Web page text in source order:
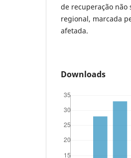
de recuperação
regional, marcada
afetada.
Downloads